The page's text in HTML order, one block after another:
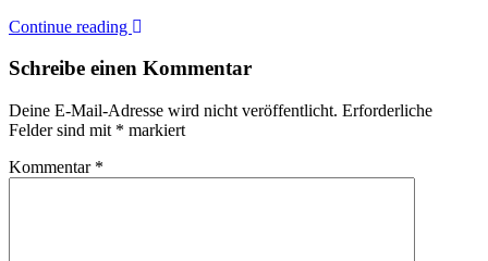
Continue reading
Schreibe einen Kommentar
Deine E-Mail-Adresse wird nicht veröffentlicht. Erforderliche
Felder sind mit * markiert
Kommentar *